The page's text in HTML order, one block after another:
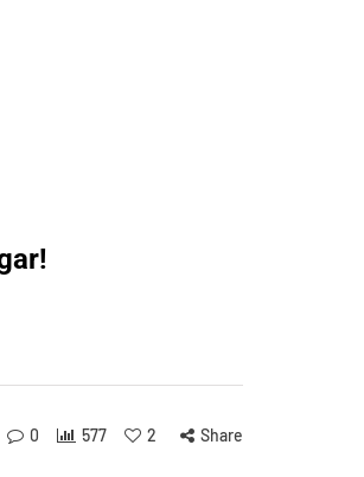
0 577 2 Share